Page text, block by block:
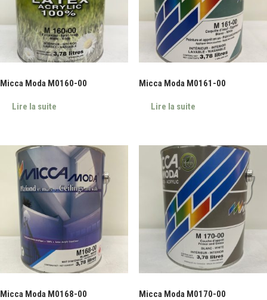
Micca Moda M0160-00
Lire la suite
Micca Moda M0161-00
Lire la suite
Micca Moda M0168-00 Micca Moda M0170-00